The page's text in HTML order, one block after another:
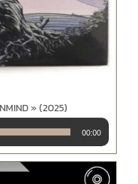
» (2025)
00:00